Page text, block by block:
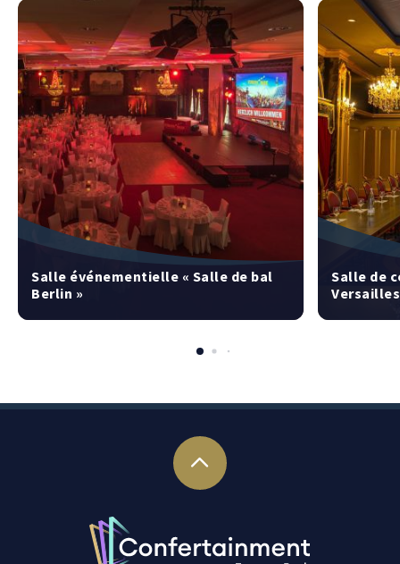
Salle événementielle « Salle de bal
Berlin »
Salle de
Versailles